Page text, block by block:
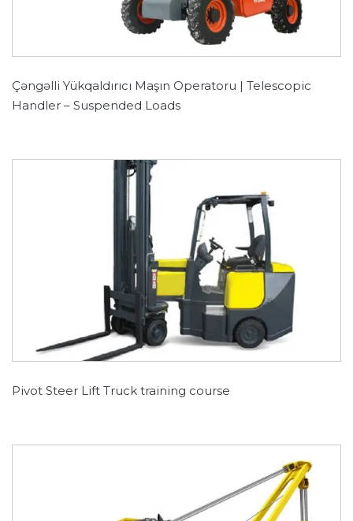
Çəngəlli Yükqaldırıcı Maşın Operatoru | Telescopic
Handler – Suspended Loads
Pivot Steer Lift Truck training course